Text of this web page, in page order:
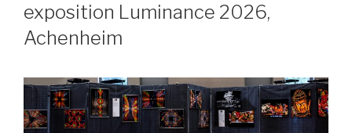
exposition Luminance 2026,
Achenheim